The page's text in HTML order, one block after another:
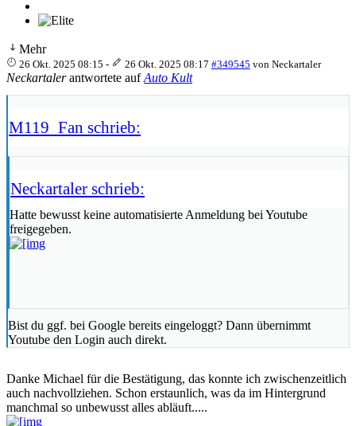
Mehr
26 Okt. 2025 08:15 - 26 Okt. 2025 08:17 #349545 von Neckartaler
Neckartalerantwortete aufAuto Kult
M119_Fan schrieb:
Neckartaler schrieb:
Hatte bewusst keine automatisierte Anmeldung bei Youtube
freigegeben.
Bist du ggf. bei Google bereits eingeloggt? Dann übernimmt
Youtube den Login auch direkt.
Danke Michael für die Bestätigung, das konnte ich zwischenzeitlich
auch nachvollziehen. Schon erstaunlich, was da im Hintergrund
manchmal so unbewusst alles abläuft.....